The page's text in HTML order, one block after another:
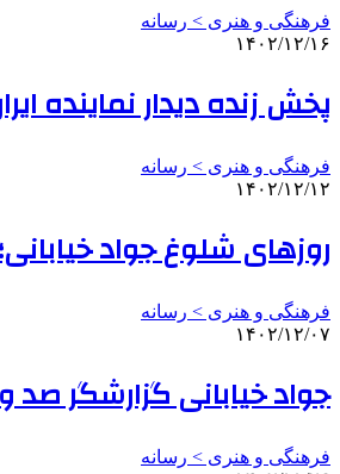
فرهنگی و هنری > رسانه
۱۴۰۲/۱۲/۱۶
پخش زنده دیدار نماینده
فرهنگی و هنری > رسانه
۱۴۰۲/۱۲/۱۲
روزهای شلوغ جواد
فرهنگی و هنری > رسانه
۱۴۰۲/۱۲/۰۷
جواد خیابانی گزارشگر
فرهنگی و هنری > رسانه